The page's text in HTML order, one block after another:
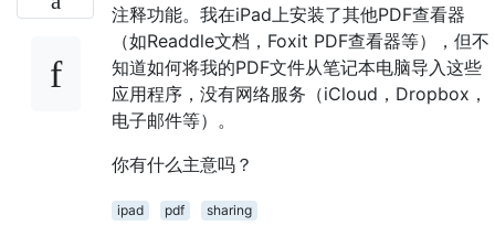
注释功能。我在iPad上安装了其他PDF查看器
（如Readdle文档，Foxit PDF查看器等），但不
知道如何将我的PDF文件从笔记本电脑导入这些
应用程序，没有网络服务（iCloud，Dropbox，
电子邮件等）。
你有什么主意吗？
ipad pdf
sharing